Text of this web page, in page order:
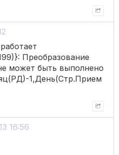
Преобразование
может быть выполнено
1,День(Стр.Прием
16:56